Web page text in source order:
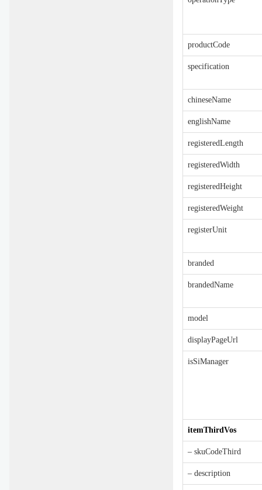
productCode
specification
chineseName
englishName
registeredLength
registeredWidth
registeredHeight
registeredWeight
registerUnit
branded
brandedName
model
displayPageUrl
isSiManager
itemThirdVos
– skuCodeThird
– description